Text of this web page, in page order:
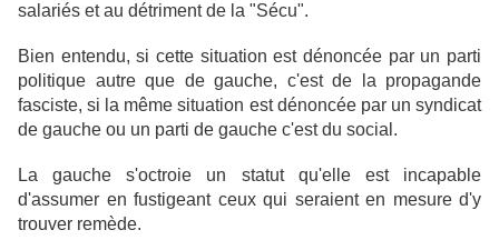
salariés et au détriment de la "Sécu".
Bien entendu, si cette situation est dénoncée par un parti
politique autre que de gauche, c'est de la propagande
fasciste, si la même situation est dénoncée par un syndicat
de gauche ou un parti de gauche c'est du social.
La gauche s'octroie un statut qu'elle est incapable
d'assumer en fustigeant ceux qui seraient en mesure d'y
trouver remède.